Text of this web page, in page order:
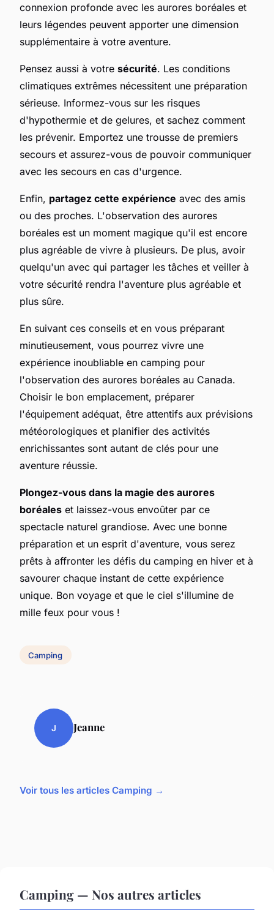
connexion profonde avec les aurores boréales et
leurs légendes peuvent apporter une dimension
supplémentaire à votre aventure.
Pensez aussi à votre sécurité. Les conditions
climatiques extrêmes nécessitent une préparation
sérieuse. Informez-vous sur les risques
d'hypothermie et de gelures, et sachez comment
les prévenir. Emportez une trousse de premiers
secours et assurez-vous de pouvoir communiquer
avec les secours en cas d'urgence.
Enfin, partagez cette expérience avec des amis
ou des proches. L'observation des aurores
boréales est un moment magique qu'il est encore
plus agréable de vivre à plusieurs. De plus, avoir
quelqu'un avec qui partager les tâches et veiller à
votre sécurité rendra l'aventure plus agréable et
plus sûre.
En suivant ces conseils et en vous préparant
minutieusement, vous pourrez vivre une
expérience inoubliable en camping pour
l'observation des aurores boréales au Canada.
Choisir le bon emplacement, préparer
l'équipement adéquat, être attentifs aux prévisions
météorologiques et planifier des activités
enrichissantes sont autant de clés pour une
aventure réussie.
Plongez-vous dans la magie des aurores
boréales et laissez-vous envoûter par ce
spectacle naturel grandiose. Avec une bonne
préparation et un esprit d'aventure, vous serez
prêts à affronter les défis du camping en hiver et à
savourer chaque instant de cette expérience
unique. Bon voyage et que le ciel s'illumine de
mille feux pour vous !
Camping
J Jeanne
Voir tous les articles Camping →
Camping — Nos autres articles